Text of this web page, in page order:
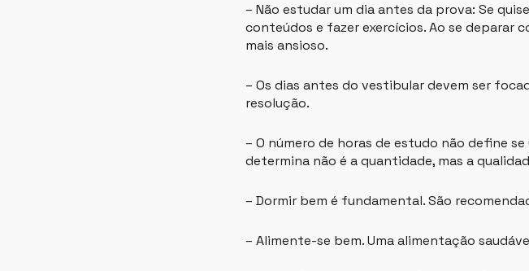
– Não estudar um dia antes da prova: Se
conteúdos e fazer exercícios. Ao se deparar
mais ansioso.
– Os dias antes do vestibular devem ser
resolução.
– O número de horas de estudo não define
determina não é a quantidade, mas a
– Dormir bem é fundamental. São
– Alimente-se bem. Uma alimentação